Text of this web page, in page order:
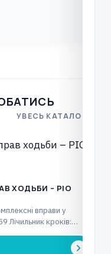
УВЕСЬ КАТАЛОГ
ХОДЬБИ – PIO
вправи у
Лічильник кроків: